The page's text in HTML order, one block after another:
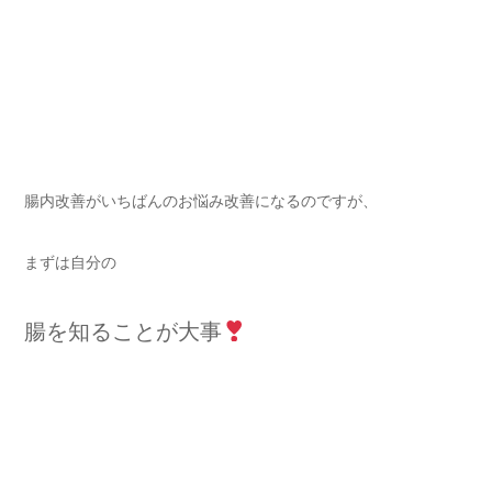
腸内改善がいちばんのお悩み改善になるのですが、
まずは自分の
腸を知ることが大事